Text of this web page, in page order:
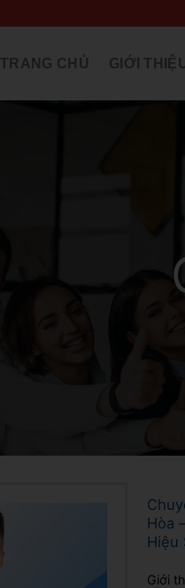
TRANG CHỦ GIỚI THIỆU
Hòa
Hiệu
Giới